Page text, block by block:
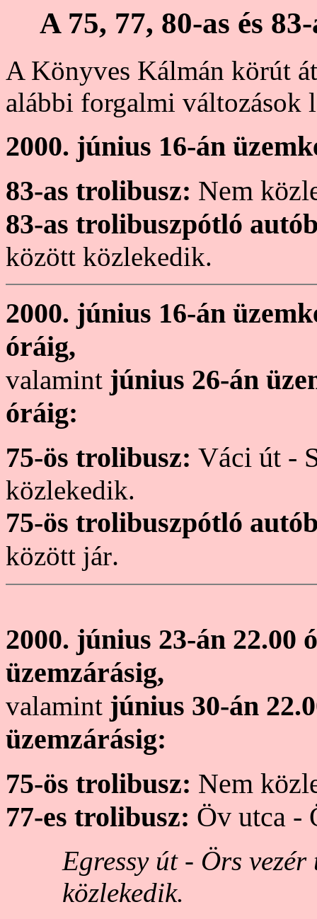
A 75, 77, 80-as és
A Könyves Kálmán körút
alábbi forgalmi változások
2000. június 16-án
83-as trolibusz: Nem
83-as trolibuszpótló
között közlekedik.
2000. június 16-án
óráig,
valamint június 26-án
óráig:
75-ös trolibusz: Váci út -
közlekedik.
75-ös trolibuszpótló
között jár.
2000. június 23-án 22.00
üzemzárásig,
valamint június 30-án
üzemzárásig:
75-ös trolibusz: Nem
77-es trolibusz: Öv utca -
Egressy út - Örs
közlekedik.